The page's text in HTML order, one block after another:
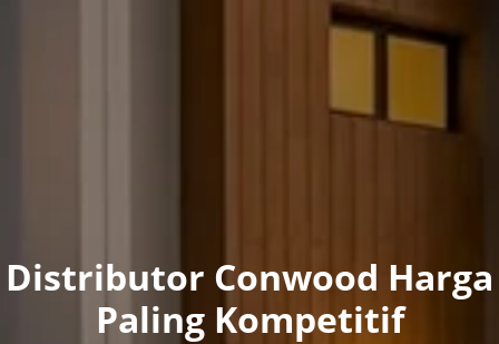
Distributor Conwood Harga
Paling Kompetitif